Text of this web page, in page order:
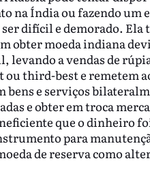
na Índia ou fazendo um
difícil e demorado. Ela
obter moeda indiana
a vendas de
third-best e remetem
bens e serviços
e obter em troca
que o dinheiro
para
de reserva como